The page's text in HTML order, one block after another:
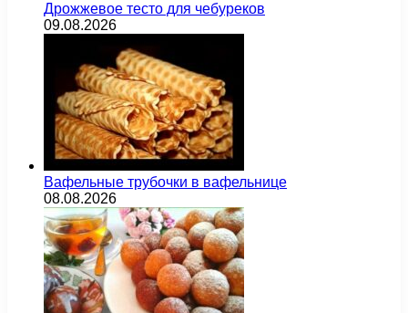
Дрожжевое тесто для чебуреков
09.08.2026
Вафельные трубочки в вафельнице
08.08.2026